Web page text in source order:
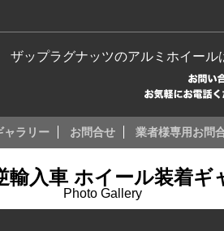
ザップラグナッツのアルミホイール
ャラリー お問合せ 業者様専用お問
輸入車 ホイール装着ギ
Photo Gallery